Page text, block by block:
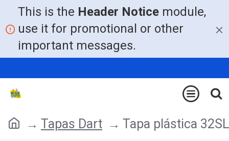
This is the Header Notice module,
use it for promotional or other
important messages.
Tapas Dart Tapa plástica